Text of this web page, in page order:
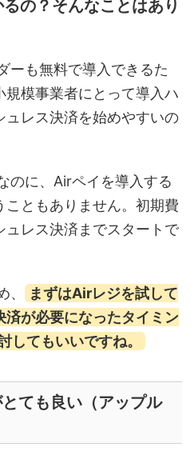
の？そんなことはあり
ーも無料で導入できるた
模事業者にとって導入ハ
ュレス決済を始めやすいの
のに、Airペイを導入する
ともありません。初期費
ュレス決済までスタートで
まずはAirレジを試して
が必要になったタイミン
してもいいですね。
ても良い（アップル